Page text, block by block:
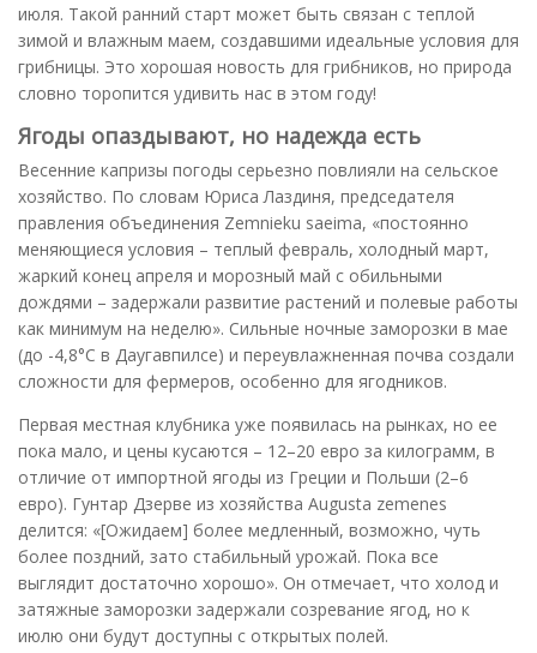
июля. Такой ранний старт может быть связан с теплой
зимой и влажным маем, создавшими идеальные условия для
грибницы. Это хорошая новость для грибников, но природа
словно торопится удивить нас в этом году!
Ягоды опаздывают, но надежда есть
Весенние капризы погоды серьезно повлияли на сельское
хозяйство. По словам Юриса Лаздиня, председателя
правления объединения Zemnieku saeima, «постоянно
меняющиеся условия – теплый февраль, холодный март,
жаркий конец апреля и морозный май с обильными
дождями – задержали развитие растений и полевые работы
как минимум на неделю». Сильные ночные заморозки в мае
(до -4,8°C в Даугавпилсе) и переувлажненная почва создали
сложности для фермеров, особенно для ягодников.
Первая местная клубника уже появилась на рынках, но ее
пока мало, и цены кусаются – 12–20 евро за килограмм, в
отличие от импортной ягоды из Греции и Польши (2–6
евро). Гунтар Дзерве из хозяйства Augusta zemenes
делится: «[Ожидаем] более медленный, возможно, чуть
более поздний, зато стабильный урожай. Пока все
выглядит достаточно хорошо». Он отмечает, что холод и
затяжные заморозки задержали созревание ягод, но к
июлю они будут доступны с открытых полей.